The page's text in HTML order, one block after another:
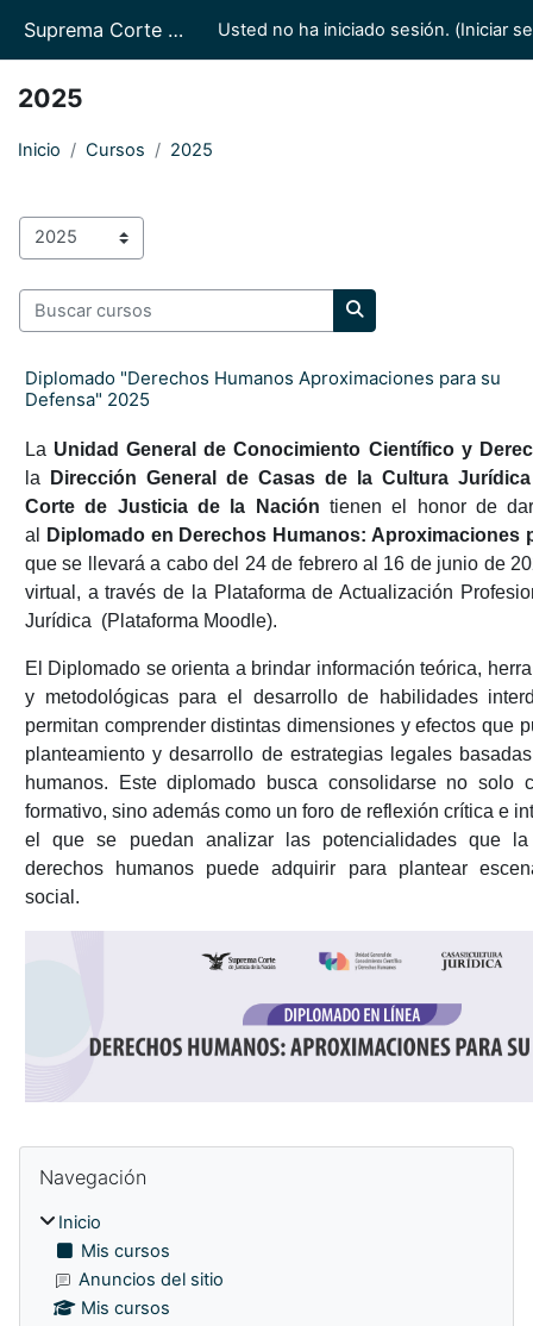
Suprema Corte de Justicia de la Nación/Casas de la Cultura Jurídica Usted no ha iniciado sesión. (Iniciar
2025
Inicio Cursos 2025
Categorías
Buscar cursos
Buscar cursos
Diplomado "Derechos Humanos Aproximaciones para su
Defensa" 2025
La Unidad General de Conocimiento Científico y
la
Dirección General de Casas de la Cultura
Corte de Justicia de la Nación tienen el honor de
al
Diplomado en Derechos Humanos: Aproximaciones
que se llevará a cabo del 24 de febrero al 16 de junio de
virtual, a través de la Plataforma de Actualización
Jurídica (Plataforma Moodle).
El Diplomado se orienta a brindar información teórica,
y metodológicas para el desarrollo de habilidades
permitan comprender distintas dimensiones y efectos que
planteamiento y desarrollo de estrategias legales
humanos. Este diplomado busca consolidarse no solo
formativo, sino además como un foro de reflexión crítica e
el que se puedan analizar las potencialidades que
derechos humanos puede adquirir para plantear
social.
Bloques
Navegación
Inicio
Mis cursos
Anuncios del sitio
Mis cursos